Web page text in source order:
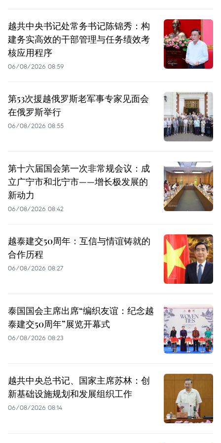
越共中央书记处常务书记陈锦秀：构
建务实高效的干部管理与任务绩效考
核应用程序
06/08/2026 08:59
第53次援越俄罗斯老军事专家见面会
在俄罗斯举行
06/08/2026 08:55
第十六届国会第一次非常规会议：成
立广宁市和北宁市——增长极发展的
新动力
06/08/2026 08:42
越泰建交50周年：互信与情谊铸就的
合作历程
06/08/2026 08:27
泰国国会主席出席“编织友谊：纪念越
泰建交50周年”展览开幕式
06/08/2026 08:23
越共中央总书记、国家主席苏林：创
新基础设施规划和发展组织工作
06/08/2026 08:14